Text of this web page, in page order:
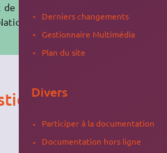
logiciels
sur
de classe -
Derniers changements
Gestionnaire Multimédia
Plan du site
Divers
Participer à la documentation
Documentation hors ligne